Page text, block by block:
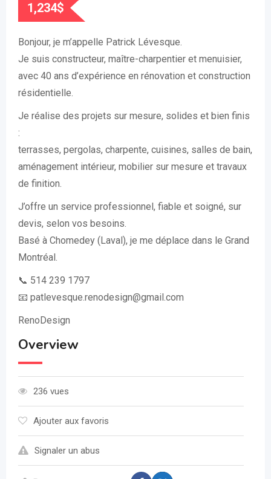
1,234$
Bonjour, je m’appelle Patrick Lévesque.
Je suis constructeur, maître-charpentier et menuisier,
avec 40 ans d’expérience en rénovation et construction
résidentielle.
Je réalise des projets sur mesure, solides et bien finis
:
terrasses, pergolas, charpente, cuisines, salles de bain,
aménagement intérieur, mobilier sur mesure et travaux
de finition.
J’offre un service professionnel, fiable et soigné, sur
devis, selon vos besoins.
Basé à Chomedey (Laval), je me déplace dans le Grand
Montréal.
📞 514 239 1797
📧 patlevesque.renodesign@gmail.com
RenoDesign
Overview
236 vues
Ajouter aux favoris
Signaler un abus